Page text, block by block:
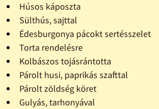
Húsos káposzta
Sülthús, sajttal
Édesburgonya pácokt sertésszelet
Torta rendelésre
Kolbászos tojásrántotta
Párolt husi, paprikás szafttal
Párolt zöldség köret
Gulyás, tarhonyával